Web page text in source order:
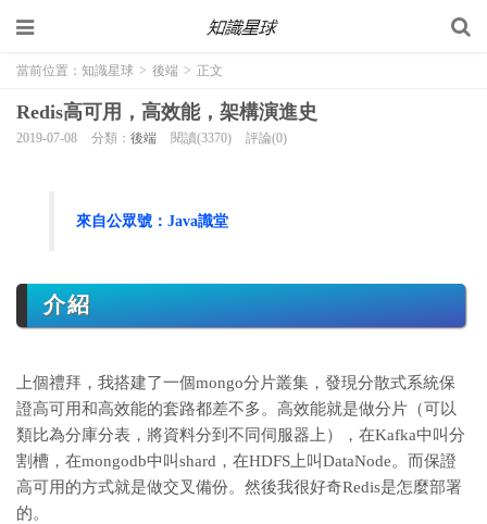
當前位置： 知識星球 > 後端 > 正文
Redis高可用，高效能，架構演進史
2019-07-08 分類： 後端 閱讀(3370) 評論(0)
來自公眾號： Java識堂
介紹
上個禮拜，我搭建了一個mongo分片叢集，發現分散式系統保
證高可用和高效能的套路都差不多。 高效能就是做分片（可以
類比為分庫分表，將資料分到不同伺服器上），在Kafka中叫分
割槽，在mongodb中叫shard，在HDFS上叫DataNode。 而保證
高可用的方式就是做交叉備份。 然後我很好奇Redis是怎麼部署
的。